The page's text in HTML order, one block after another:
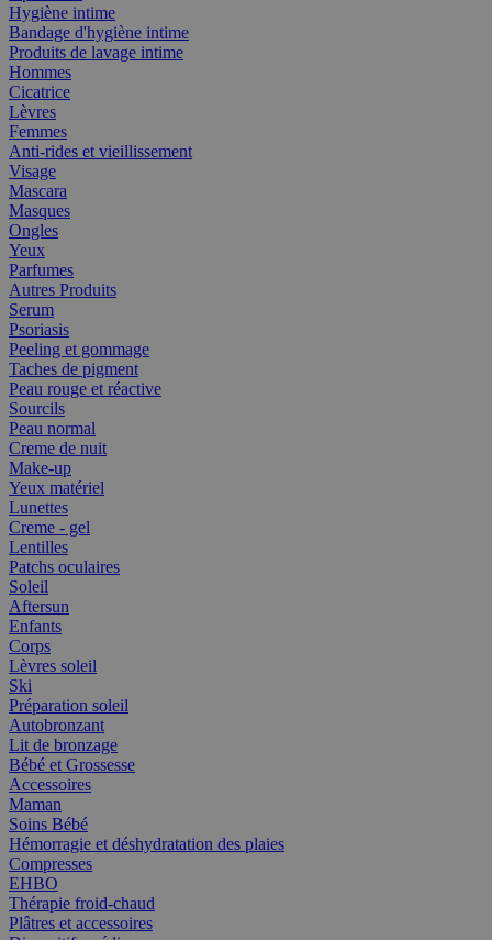
Hygiène intime
Bandage d'hygiène intime
Produits de lavage intime
Hommes
Cicatrice
Lèvres
Femmes
Anti-rides et vieillissement
Visage
Mascara
Masques
Ongles
Yeux
Parfumes
Autres Produits
Serum
Psoriasis
Peeling et gommage
Taches de pigment
Peau rouge et réactive
Sourcils
Peau normal
Creme de nuit
Make-up
Yeux matériel
Lunettes
Creme - gel
Lentilles
Patchs oculaires
Soleil
Aftersun
Enfants
Corps
Lèvres soleil
Ski
Préparation soleil
Autobronzant
Lit de bronzage
Bébé et Grossesse
Accessoires
Maman
Soins Bébé
Hémorragie et déshydratation des plaies
Compresses
EHBO
Thérapie froid-chaud
Plâtres et accessoires